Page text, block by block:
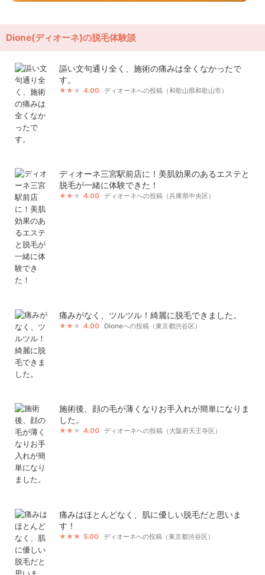
Dione(ディオーネ)の脱毛体験談
謳い文句通り全く、施術の痛みは全くなかったで
す。
4.00 ディオーネへの投稿（和歌山県和歌山市）
ディオーネ三宮駅前店に！美肌効果のあるエステと
脱毛が一緒に体験できた！
4.00 ディオーネへの投稿（兵庫県中央区）
痛みがなく、ツルツル！綺麗に脱毛できました。
4.00 Dioneへの投稿（東京都渋谷区）
施術後、顔の毛が薄くなりお手入れが簡単になりま
した。
4.00 ディオーネへの投稿（大阪府天王寺区）
痛みはほとんどなく、肌に優しい脱毛だと思いま
す！
5.00 ディオーネへの投稿（東京都渋谷区）